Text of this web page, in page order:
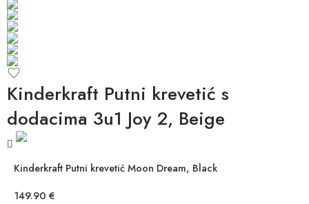
Kinderkraft Putni krevetić s
dodacima 3u1 Joy 2, Beige
Kinderkraft Putni krevetić Moon Dream, Black
149.90 €